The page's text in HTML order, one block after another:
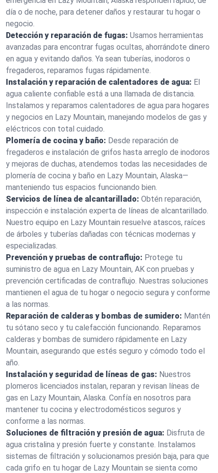
día o de noche, para detener daños y restaurar tu hogar o
negocio.
Detección y reparación de fugas: Usamos herramientas
avanzadas para encontrar fugas ocultas, ahorrándote dinero
en agua y evitando daños. Ya sean tuberías, inodoros o
fregaderos, reparamos fugas rápidamente.
Instalación y reparación de calentadores de agua: El
agua caliente confiable está a una llamada de distancia.
Instalamos y reparamos calentadores de agua para hogares
y negocios en Lazy Mountain, manejando modelos de gas y
eléctricos con total cuidado.
Plomería de cocina y baño: Desde reparación de
fregaderos e instalación de grifos hasta arreglo de inodoros
y mejoras de duchas, atendemos todas las necesidades de
plomería de cocina y baño en Lazy Mountain, Alaska—
manteniendo tus espacios funcionando bien.
Servicios de línea de alcantarillado: Obtén reparación,
inspección e instalación experta de líneas de alcantarillado.
Nuestro equipo en Lazy Mountain resuelve atascos, raíces
de árboles y tuberías dañadas con técnicas modernas y
especializadas.
Prevención y pruebas de contraflujo: Protege tu
suministro de agua en Lazy Mountain, AK con pruebas y
prevención certificadas de contraflujo. Nuestras soluciones
mantienen el agua de tu hogar o negocio segura y conforme
a las normas.
Reparación de calderas y bombas de sumidero: Mantén
tu sótano seco y tu calefacción funcionando. Reparamos
calderas y bombas de sumidero rápidamente en Lazy
Mountain, asegurando que estés seguro y cómodo todo el
año.
Instalación y seguridad de líneas de gas: Nuestros
plomeros licenciados instalan, reparan y revisan líneas de
gas en Lazy Mountain, Alaska. Confía en nosotros para
mantener tu cocina y electrodomésticos seguros y
conforme a las normas.
Soluciones de filtración y presión de agua: Disfruta de
agua cristalina y presión fuerte y constante. Instalamos
sistemas de filtración y solucionamos presión baja, para que
cada grifo en tu hogar de Lazy Mountain se sienta como